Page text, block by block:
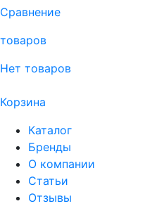
Сравнение
товаров
Нет товаров
Корзина
Каталог
Бренды
О компании
Статьи
Отзывы